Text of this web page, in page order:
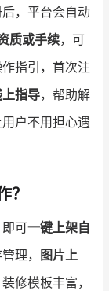
，平台会自动
质或手续，可
指引，首次注
指导，帮助解
户不用担心遇
？
可一键上架自
理， 图片上
修模板丰富，